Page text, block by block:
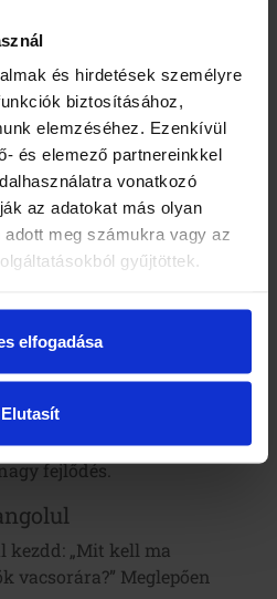
és hirdetések személyre
biztosításához,
elemzéséhez. Ezenkívül
és elemező partnereinkkel
vonatkozó
az adatokat más olyan
meg számukra vagy az
gyűjtöttek.
elfogadása
Elutasít
hatékonyabban a
keretet, de a valódi áttörést
a hétköznapjaidba.
angolul
majd válts angolra. A
rengeteget fejleszt.
alkalmazásokat
közben napi 5–10 perc
rövid gyakorlatok –
fejlődés.
kezdd: „Mit kell ma
vacsorára?” Meglepően